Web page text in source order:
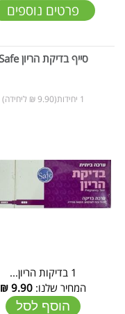
פרטים נוספים
סייף בדיקת הריון Safe
1 יחידות(9.90 ₪ ליחידה)
1 בדיקות הריון...
המחיר שלנו: 9.90
₪
הוסף לסל